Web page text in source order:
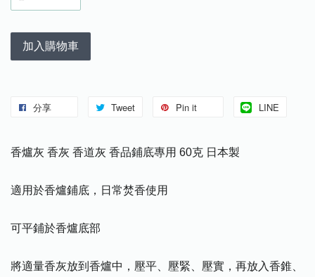
加入購物車
分享 Tweet Pin it LINE
香爐灰 香灰 香道灰 香品鋪底專用 60克 日本製
適用於香爐鋪底，日常焚香使用
可平鋪於香爐底部
將適量香灰放到香爐中，壓平、壓緊、壓實，再放入香錐、